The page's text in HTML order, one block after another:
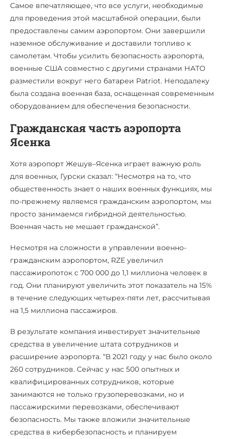
Самое впечатляющее, что все услуги, необходимые
для проведения этой масштабной операции, были
предоставлены самим аэропортом. Они завершили
наземное обслуживание и доставили топливо к
самолетам. Чтобы усилить безопасность аэропорта,
военные США совместно с другими странами НАТО
разместили вокруг него батареи Patriot. Неподалеку
была создана военная база, оснащенная современным
оборудованием для обеспечения безопасности.
Гражданская часть аэропорта
Ясенка
Хотя аэропорт Жешув–Ясенка играет важную роль
для военных, Гурски сказал: “Несмотря на то, что
общественность знает о наших военных функциях, мы
по-прежнему являемся гражданским аэропортом, мы
просто занимаемся гибридной деятельностью.
Военная часть не мешает гражданской”.
Несмотря на сложности в управлении военно-
гражданским аэропортом, RZE увеличил
пассажиропоток с 700 000 до 1,1 миллиона человек в
год. Они планируют увеличить этот показатель на 15%
в течение следующих четырех-пяти лет, рассчитывая
на 1,5 миллиона пассажиров.
В результате компания инвестирует значительные
средства в увеличение штата сотрудников и
расширение аэропорта. “В 2021 году у нас было около
260 сотрудников. Сейчас у нас 500 опытных и
квалифицированных сотрудников, которые
занимаются не только грузоперевозками, но и
пассажирскими перевозками, обеспечивают
безопасность. Мы также вложили значительные
средства в кибербезопасность и планируем